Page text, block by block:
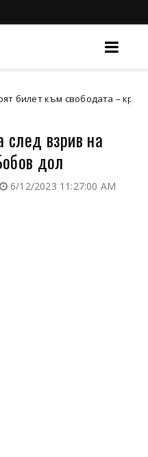
към свободата – кросовият
взрив на
дол
6/12/2023 11:27:00 AM